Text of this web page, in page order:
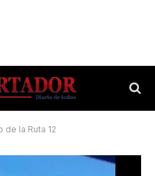
la Ruta 12